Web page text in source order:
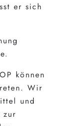
er sich
können
Wir
und
zur